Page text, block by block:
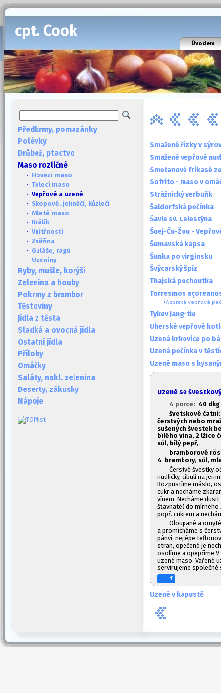
cpt. Cook
Úvodem
Předkrmy, pomazánky
Polévky
Drůbež, ptactvo
Maso rozličné
· Hovězí maso
· Telecí maso
· Vepřové a uzené
· Skopové, jehněčí, kůzlečí
· Mleté maso
· Králík
· Vnitřnosti
· Zvěřina
· Guláše, ragú
· Uzeniny
Ryby, mušle, korýši
Zelenina a houby
Pokrmy z brambor
Těstoviny
Jídla z těsta
Sladká a ovocná jídla
Ostatní jídla
Přílohy
Omáčky
Saláty, nakl. zelenina
Deserty, zákusky
Nápoje
Smažené řízky v
Smažené vepřové
Smetanové frikasé
Sofrito - maso v
Strážnický verbuňk
Šaldorfská pečínka
Šavle sv. Celestýna
Šuej-Ču-Žou -
Šumavská kapsa
Šunka po virginsku
Švýcarský špíz
Thajská pochoutka
Torresmos
(Azorská vepřová
Tykev Jang-tie
Uherské vepřové
Uzená krkovice po
Uzená pečínka v
Uzené maso s
Uzené se
4 porce: 40
švetskové
čerstvých nebo
sušených švestek
bílého vína, 2 lžíce
sůl, bílý pepř,
bramborové
4 brambory, sůl,
Čerstvé švestky
nudličky, cibuli na
Rozpustíme máslo,
cukr a necháme
vínem. Necháme
šťavnaté) do mírného
popř. cukrem a
Oloupané a
a promícháme s
pánvi, nejlépe
stran, opečené je
osolíme a opepříme
uzené maso. Vařené
servírujeme společně
f
Uzené v kapustě